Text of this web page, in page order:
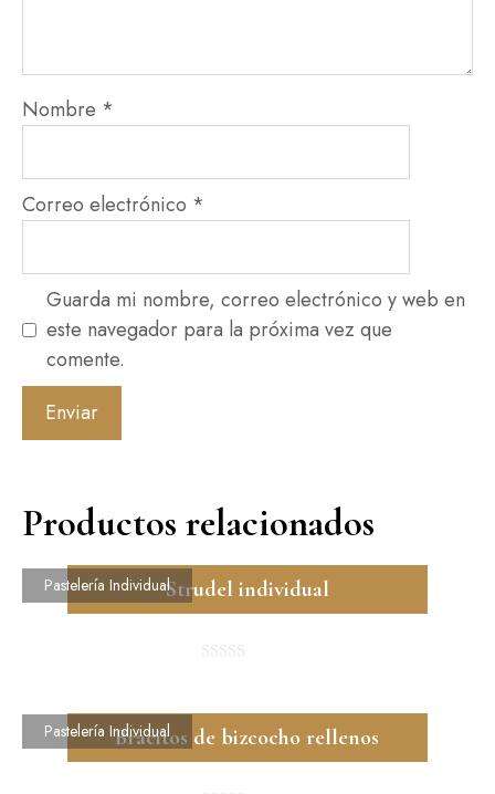
Nombre *
Correo electrónico *
Guarda mi nombre, correo electrónico y web en
este navegador para la próxima vez que
comente.
Productos relacionados
Pastelería IndividualStrudel individual
5
Pastelería IndividualBracitos de bizcocho rellenos